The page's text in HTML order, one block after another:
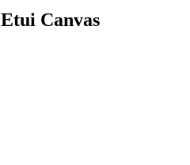
Etui Canvas